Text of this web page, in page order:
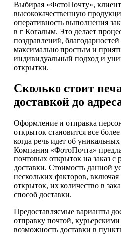
Выбирая «ФотоПочту»,
высококачественную
оперативность выполнения
в г Когалым. Это делает
поздравлений,
максимально простым и
индивидуальный подход и
открытки.
Сколько стоит
доставкой до
Оформление и отправка
открыток становится все
когда речь идет об
Компания «ФотоПочта»
почтовых открыток на заказ
доставки. Стоимость данной
нескольких факторов,
открыток, их количество в
способ доставки.
Предоставляемые варианты
отправку почтой,
возможность доставки в